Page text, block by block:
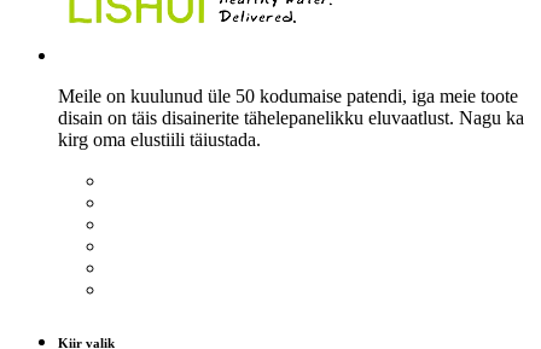
Meile on kuulunud üle 50 kodumaise patendi, iga meie toote
disain on täis disainerite tähelepanelikku eluvaatlust. Nagu ka
kirg oma elustiili täiustada.
Kiir valik